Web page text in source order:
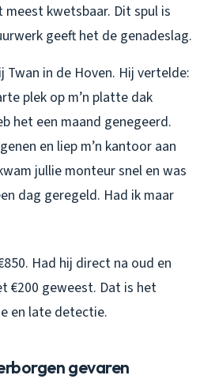
meest kwetsbaar. Dit spul is
geeft het de genadeslag.
Twan in de Hoven. Hij vertelde:
plek op m’n platte dak
het een maand genegeerd.
en liep m’n kantoor aan
jullie monteur snel en was
dag geregeld. Had ik maar
Had hij direct na oud en
€200 geweest. Dat is het
en late detectie.
gevaren